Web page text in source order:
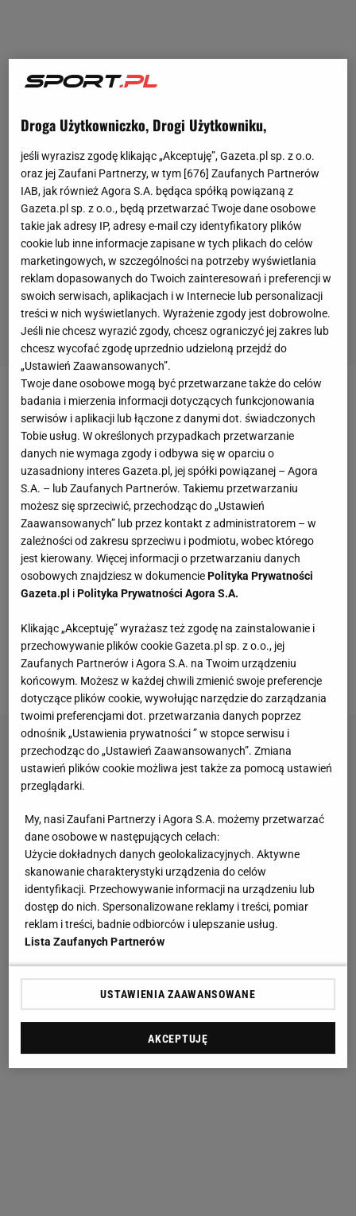
W piątkowy wieczór w LizbonieBayern Monachium
FC Barcelonabędą walczyć o miejsce w półfinale
Ligi Mistrzów.Oczycałego świata będą skierowane
przede wszystkim naRoberta Lewandowskiegoi
Leo Messiego, bezapelacyjnych liderów swoich
zespołów. Polak w tym sezonie we wszystkich
rozgrywkach rozegrał 44 mecze, w których strzelił
53 gole i dorzucił do tego 8 asyst. Zdaniem wielu
osób napastnik Bayernu, niezależnie od wyniku
Złotą Piłkę. Wiadomo jednak, że jej nie otrzyma,
ponieważ redakcja "France Football" w tym roku
odwołała galę.
Droga Użytkowniczko, Drogi Użytkowniku,
jeśli wyrazisz zgodę klikając „Akceptuję”, Gazeta.pl sp. z o.o.
oraz jej Zaufani Partnerzy, w tym [676] Zaufanych Partnerów
IAB, jak również Agora S.A. będąca spółką powiązaną z
Gazeta.pl sp. z o.o., będą przetwarzać Twoje dane osobowe
takie jak adresy IP, adresy e-mail czy identyfikatory plików
cookie lub inne informacje zapisane w tych plikach do celów
marketingowych, w szczególności na potrzeby wyświetlania
reklam dopasowanych do Twoich zainteresowań i preferencji w
swoich serwisach, aplikacjach i w Internecie lub personalizacji
treści w nich wyświetlanych. Wyrażenie zgody jest dobrowolne.
Jeśli nie chcesz wyrazić zgody, chcesz ograniczyć jej zakres lub
chcesz wycofać zgodę uprzednio udzieloną przejdź do
„Ustawień Zaawansowanych”.
Twoje dane osobowe mogą być przetwarzane także do celów
badania i mierzenia informacji dotyczących funkcjonowania
serwisów i aplikacji lub łączone z danymi dot. świadczonych
Tobie usług. W określonych przypadkach przetwarzanie
danych nie wymaga zgody i odbywa się w oparciu o
uzasadniony interes Gazeta.pl, jej spółki powiązanej – Agora
S.A. – lub Zaufanych Partnerów. Takiemu przetwarzaniu
możesz się sprzeciwić, przechodząc do „Ustawień
Zaawansowanych” lub przez kontakt z administratorem – w
zależności od zakresu sprzeciwu i podmiotu, wobec którego
jest kierowany. Więcej informacji o przetwarzaniu danych
osobowych znajdziesz w dokumenciePolityka Prywatności
Gazeta.pl iPolityka Prywatności Agora S.A.
Klikając „Akceptuję” wyrażasz też zgodę na zainstalowanie i
przechowywanie plików cookie Gazeta.pl sp. z o.o., jej
Zaufanych Partnerów i Agora S.A. na Twoim urządzeniu
końcowym. Możesz w każdej chwili zmienić swoje preferencje
dotyczące plików cookie, wywołując narzędzie do zarządzania
twoimi preferencjami dot. przetwarzania danych poprzez
odnośnik „Ustawienia prywatności ” w stopce serwisu i
przechodząc do „Ustawień Zaawansowanych”. Zmiana
ustawień plików cookie możliwa jest także za pomocą ustawień
przeglądarki.
My, nasi Zaufani Partnerzy i Agora S.A. możemy przetwarzać
dane osobowe w następujących celach:
Użycie dokładnych danych geolokalizacyjnych. Aktywne
skanowanie charakterystyki urządzenia do celów
identyfikacji. Przechowywanie informacji na urządzeniu lub
dostęp do nich. Spersonalizowane reklamy i treści, pomiar
reklam i treści, badnie odbiorców i ulepszanie usług.
Lista Zaufanych Partnerów
USTAWIENIA ZAAWANSOWANE
AKCEPTUJĘ